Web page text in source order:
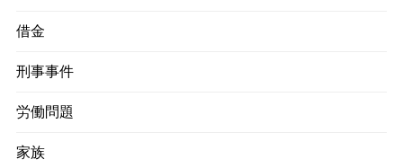
借金
刑事事件
労働問題
家族